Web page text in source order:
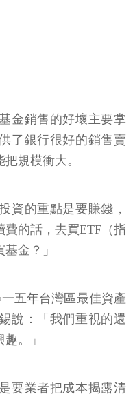
金銷售的好壞主要掌
了銀行很好的銷售賣
規模衝大。
資的重點是要賺錢，
的話，去買ETF（指
金？」
五年台灣區最佳資產
說：「我們重視的還
。」
要業者把成本揭露清